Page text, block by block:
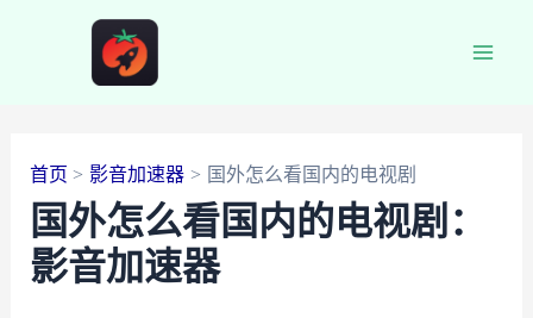
首页 影音加速器 国外怎么看国内的电视剧
国外怎么看国内的电视剧：
影音加速器